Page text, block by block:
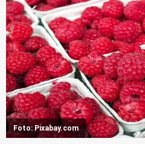
Foto: Pixabay.com